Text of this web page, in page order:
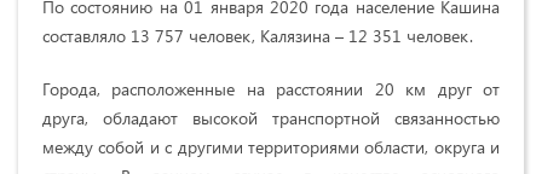
По состоянию на 01 января 2020 года население Кашина
составляло 13 757 человек, Калязина – 12 351 человек.
Города, расположенные на расстоянии 20 км друг от
друга, обладают высокой транспортной связанностью
между собой и с другими территориями области, округа и